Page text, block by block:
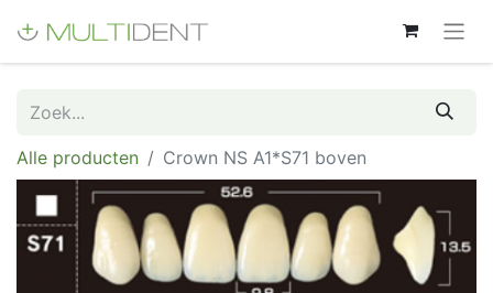
Alle producten Crown NS A1*S71 boven